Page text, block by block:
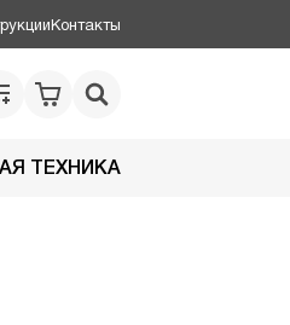
Контакты
ТЕХНИКА